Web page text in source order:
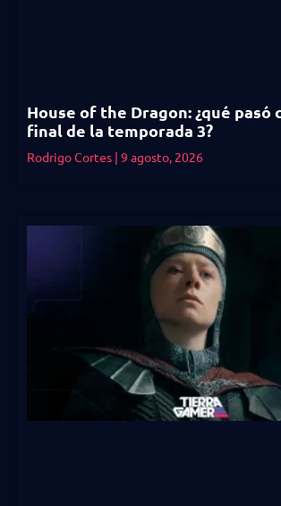
House of the Dragon: ¿qué pasó
final de la temporada 3?
Rodrigo Cortes 9 agosto, 2026